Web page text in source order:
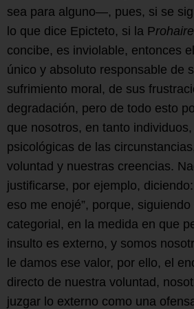
sea para alguno—, pues, si se
lo que dice Epicteto, si la P
concibe, es inviolable, entonces
único y absoluto responsable de
sufrimiento moral, de sus
degradación, pero de todo esto
que nosotros, en tanto
psicológicas de las
voluntad y nuestras creencias.
justificarse, por ejemplo,
eso me enojé”, porque,
categorial, en la medida en que
insulto es externo, y somos
le damos ese valor, por ello, el
directo de nuestra voluntad,
juzgar lo externo como una